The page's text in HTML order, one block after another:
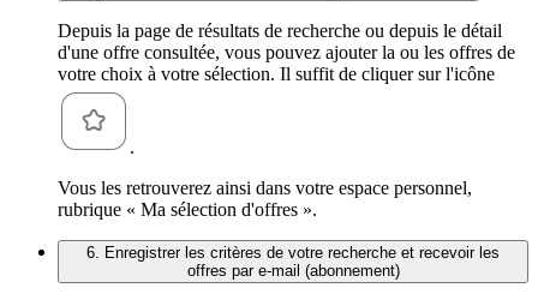
Depuis la page de résultats de recherche ou depuis le détail
d'une offre consultée, vous pouvez ajouter la ou les offres de
votre choix à votre sélection. Il suffit de cliquer sur l'icône
.
Vous les retrouverez ainsi dans votre espace personnel,
rubrique « Ma sélection d'offres ».
6. Enregistrer les critères de votre recherche et recevoir les
offres par e-mail (abonnement)